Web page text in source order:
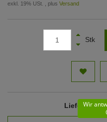
exkl. 19% USt. , plus Versand
Stk
Lieferzeit:
Wir